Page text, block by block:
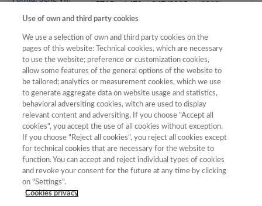
del Profesorado
7701
706/2025
(2025)
2952-
1432
2014-
9999
FECYT-
707/2025
9ª edición
(2025)
Estudios de Deusto.
Revista de Derecho
Público
0423-
4847
2386-
9062
FECYT-
473/2025
7ª Edición
(2021)
« primera … 4 5 6 8
10 11 12 … siguiente › última »
Use of own and third party cookies
We use a selection of own and third party cookies on the
pages of this website: Technical cookies, which are necessary
to use the website; preference or customization cookies,
allow some features of the general options of the website to
be tailored; analytics or measurement cookies, which we use
to generate aggregate data on website usage and statistics,
behavioral adversiting cookies, witch are used to display
relevant content and adversiting. If you choose "Accept all
cookies", you accept the use of all cookies without exception.
If you choose "Reject all cookies", you reject all cookies except
for technical cookies that are necessary for the website to
function. You can accept and reject individual types of cookies
and revoke your consent for the future at any time by clicking
on "Settings".
Cookies privacy